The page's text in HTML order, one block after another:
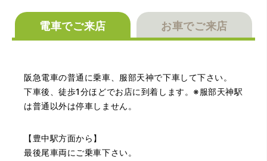
した。質屋さんはわりと利用して(主に中古品の購入)慣れて
いましたが、今までの質屋さんとは全く違う、とても良い
印象でした。何度でも伺いたくなりました。この度は、本
当にありがとうございました。
電車でご来店 お車でご来店
阪急電車の普通に乗車、服部天神で下車して下さい。
下車後、徒歩1分ほどでお店に到着します。※服部天神駅
は普通以外は停車しません。
【豊中駅方面から】
最後尾車両にご乗車下さい。